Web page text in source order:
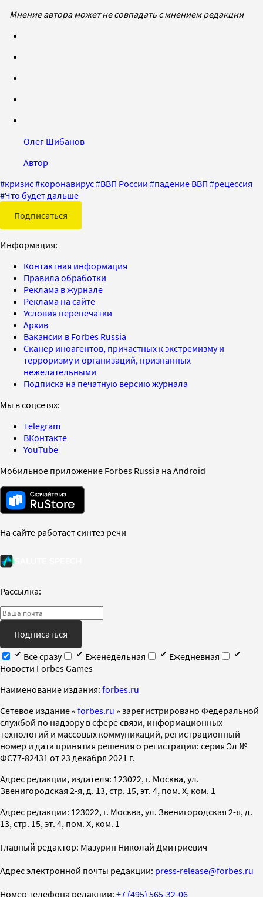
Мнение автора может не совпадать с мнением редакции
Олег Шибанов
Автор
#кризис#коронавирус#ВВП России #падение ВВП #рецессия
#Что будет дальше
Подписаться
Информация:
Контактная информация
Правила обработки
Реклама в журнале
Реклама на сайте
Условия перепечатки
Архив
Вакансии в Forbes Russia
Сканер иноагентов, причастных к экстремизму и
терроризму и организаций, признанных
нежелательными
Подписка на печатную версию журнала
Мы в соцсетях:
Telegram
ВКонтакте
YouTube
Мобильное приложение Forbes Russia на Android
На сайте работает синтез речи
Рассылка:
Подписаться
Все сразу
Еженедельная
Ежедневная
Новости Forbes Games
Наименование издания: forbes.ru
Cетевое издание « forbes.ru » зарегистрировано Федеральной
службой по надзору в сфере связи, информационных
технологий и массовых коммуникаций, регистрационный
номер и дата принятия решения о регистрации: серия Эл №
ФС77-82431 от 23 декабря 2021 г.
Адрес редакции, издателя: 123022, г. Москва, ул.
Звенигородская 2-я, д. 13, стр. 15, эт. 4, пом. X, ком. 1
Адрес редакции: 123022, г. Москва, ул. Звенигородская 2-я, д.
13, стр. 15, эт. 4, пом. X, ком. 1
Главный редактор: Мазурин Николай Дмитриевич
Адрес электронной почты редакции: press-release@forbes.ru
Номер телефона редакции: +7 (495) 565-32-06